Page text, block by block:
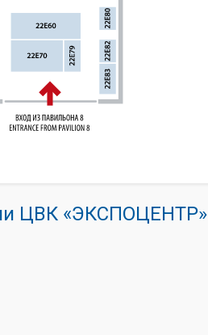
ЦВК «ЭКСПОЦЕНТР»